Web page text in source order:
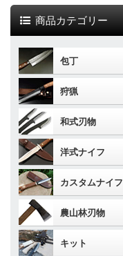
商品カテゴリー
包丁
狩猟
和式刃物
洋式ナイフ
カスタムナイフ
農山林刃物
キット